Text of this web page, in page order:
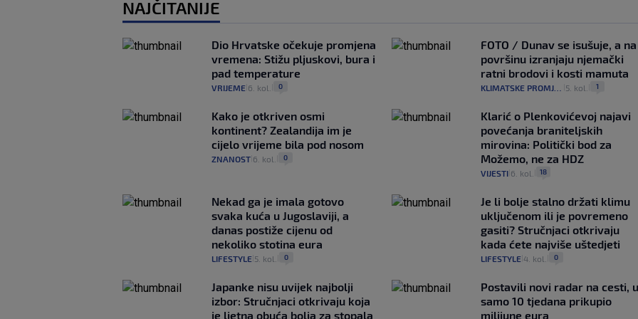
NAJČITANIJE
Dio Hrvatske očekuje promjena
vremena: Stižu pljuskovi, bura i
pad temperature
VRIJEME 6. kol. 0
FOTO / Dunav se isušuje, a na
površinu izranjaju njemački
ratni brodovi i kosti mamuta
KLIMATSKE PROMJENE 5. kol. 1
Kako je otkriven osmi
kontinent? Zealandija im je
cijelo vrijeme bila pod nosom
ZNANOST 6. kol. 0
Klarić o Plenkovićevoj najavi
povećanja braniteljskih
mirovina: Politički bod za
Možemo, ne za HDZ
VIJESTI| 6. kol. 18
Nekad ga je imala gotovo
svaka kuća u Jugoslaviji, a
danas postiže cijenu od
nekoliko stotina eura
LIFESTYLE 5. kol. 0
Je li bolje stalno držati klimu
uključenom ili je povremeno
gasiti? Stručnjaci otkrivaju
kada ćete najviše uštedjeti
LIFESTYLE| 4. kol. 0
Japanke nisu uvijek najbolji
izbor: Stručnjaci otkrivaju koja
je ljetna obuća bolja za stopala
Postavili novi radar na cesti, u
samo 10 tjedana prikupio
milijune eura